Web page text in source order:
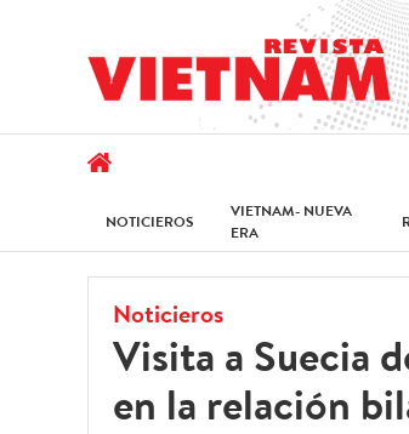
NOTICIEROS
VIETNAM- NUEVA
ERA
Noticieros
Visita a Suecia
en la relación